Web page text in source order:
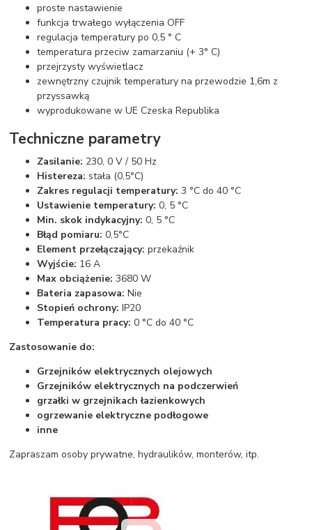
proste nastawienie
funkcja trwałego wyłączenia OFF
regulacja temperatury po 0,5 ° C
temperatura przeciw zamarzaniu (+ 3° C)
przejrzysty wyświetlacz
zewnętrzny czujnik temperatury na przewodzie 1,6m z
przyssawką
wyprodukowane w UE Czeska Republika
Techniczne parametry
Zasilanie: 230, 0 V / 50 Hz
Histereza: stała (0,5°C)
Zakres regulacji temperatury: 3 °C do 40 °C
Ustawienie temperatury: 0, 5 °C
Min. skok indykacyjny: 0, 5 °C
Błąd pomiaru: 0,5°C
Element przełączający: przekaźnik
Wyjście: 16 A
Max obciążenie: 3680 W
Bateria zapasowa: Nie
Stopień ochrony: IP20
Temperatura pracy: 0 °C do 40 °C
Zastosowanie do:
Grzejników elektrycznych olejowych
Grzejników elektrycznych na podczerwień
grzałki w grzejnikach łazienkowych
ogrzewanie elektryczne podłogowe
inne
Zapraszam osoby prywatne, hydraulików, monterów, itp.